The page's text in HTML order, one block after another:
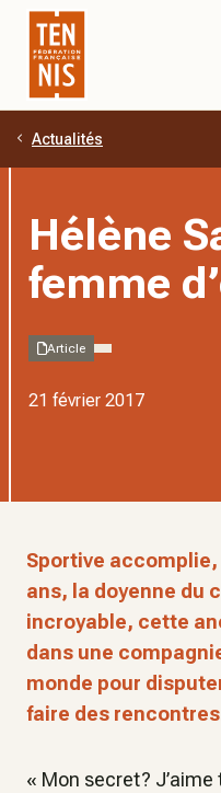
Aller au contenu principal
Actualités
Hélène
femme
Article
21 février 2017
Sportive
ans, la doyenne du
incroyable, cette
dans une
monde pour
faire des
« Mon secret ?